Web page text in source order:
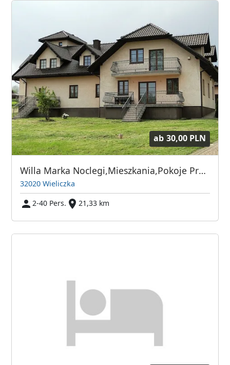
ab 30,00 PLN
Willa Marka Noclegi,Mieszkania,Pokoje Pracownicze
32020 Wieliczka
2-40 Pers.
21,33 km